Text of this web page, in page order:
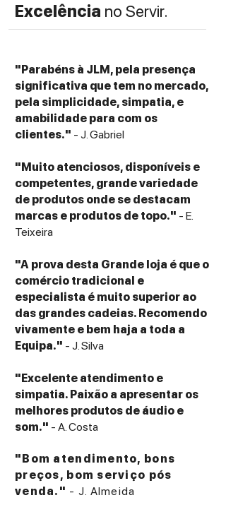
Excelência no Servir.
"Parabéns à JLM, pela presença
significativa que tem no mercado,
pela simplicidade, simpatia, e
amabilidade para com os
clientes." - J. Gabriel
"Muito atenciosos, disponíveis e
competentes, grande variedade
de produtos onde se destacam
marcas e produtos de topo." - E.
Teixeira
"A prova desta Grande loja é que o
comércio tradicional e
especialista é muito superior ao
das grandes cadeias. Recomendo
vivamente e bem haja a toda a
Equipa." - J. Silva
"Excelente atendimento e
simpatia. Paixão a apresentar os
melhores produtos de áudio e
som." - A. Costa
"Bom atendimento, bons
preços, bom serviço pós
venda." - J. Almeida